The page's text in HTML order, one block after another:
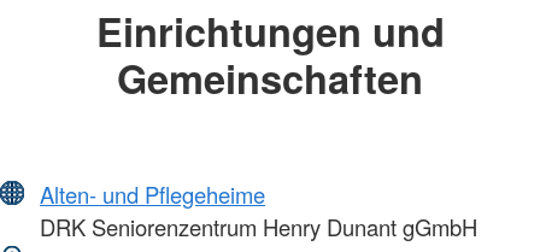
Einrichtungen und
Gemeinschaften
Alten- und Pflegeheime
DRK Seniorenzentrum Henry Dunant gGmbH